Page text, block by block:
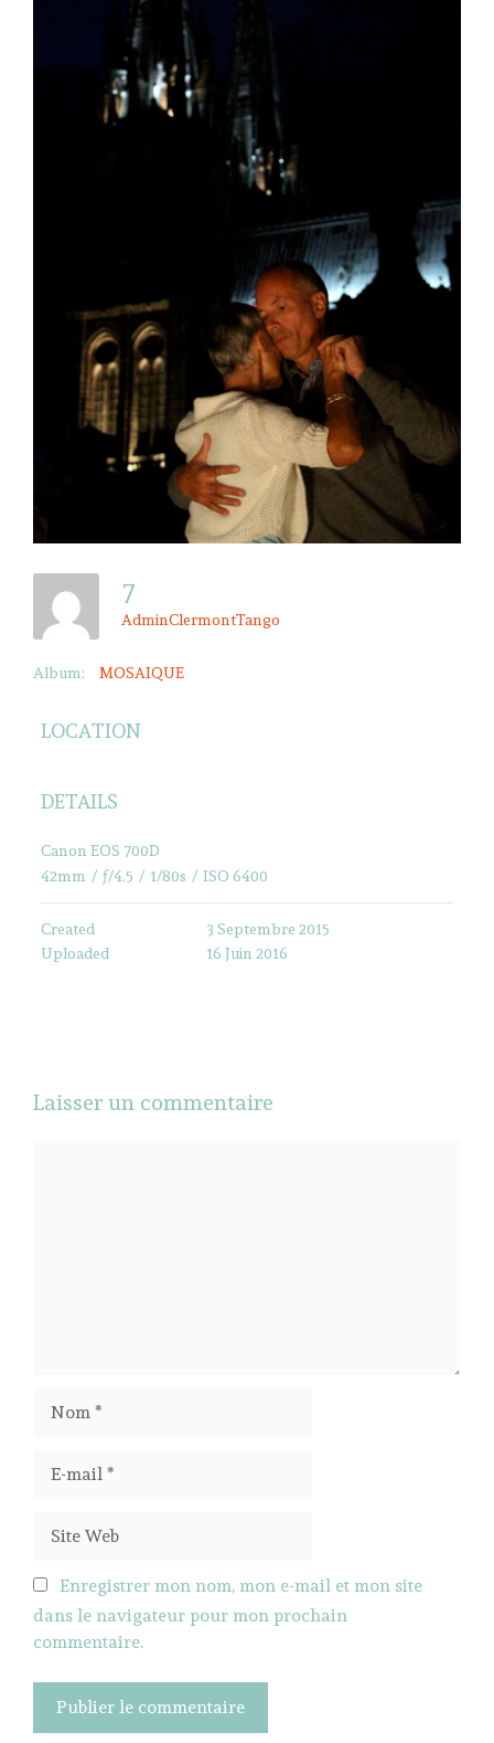
7
AdminClermontTango
Album: MOSAIQUE
LOCATION
DETAILS
Canon EOS 700D
42mm / ƒ/4.5 / 1/80s / ISO 6400
Created
3 Septembre 2015
Uploaded
16 Juin 2016
Laisser un commentaire
mail
Web
Enregistrer mon nom, mon e-mail et mon site
dans le navigateur pour mon prochain
commentaire.